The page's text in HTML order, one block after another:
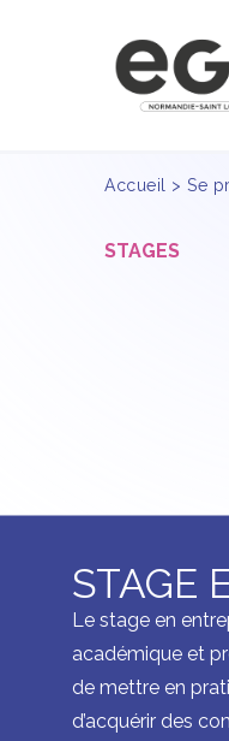
Accueil >Se
STAGES
STAGE
Le stage en
académique et
de mettre en
d’acquérir des